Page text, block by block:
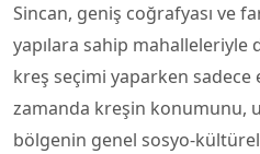
Sincan, geniş coğrafyası ve
yapılara sahip mahalleleriyle
kreş seçimi yaparken sadece
zamanda kreşin konumunu,
bölgenin genel sosyo-